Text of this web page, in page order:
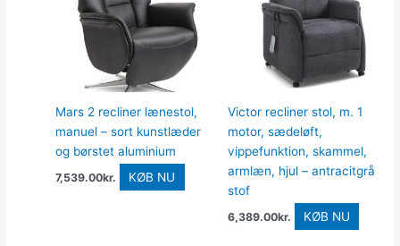
Mars 2 recliner lænestol,
manuel – sort kunstlæder
og børstet aluminium
7,539.00kr. KØB NU
Victor recliner stol, m. 1
motor, sædeløft,
vippefunktion, skammel,
armlæn, hjul – antracitgrå
stof
6,389.00kr. KØB NU